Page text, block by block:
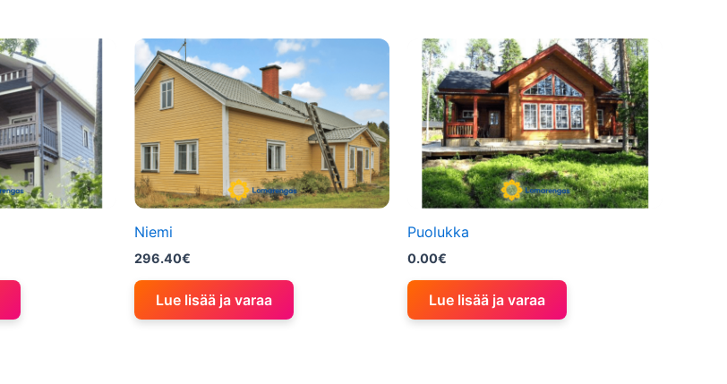
Niemi
296.40€
Lue lisää ja varaa
Puolukka
0.00€
Lue lisää ja varaa